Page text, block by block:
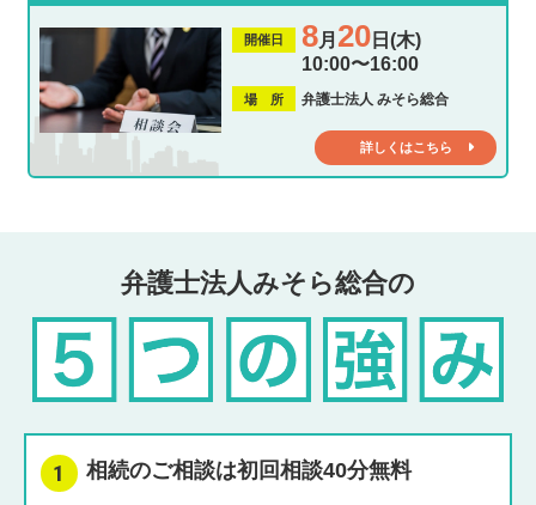
開催日 8月 20日(木)
10:00〜16:00
場 所 弁護士法人 みそら総合
詳しくはこちら
弁護士法人みそら総合の
相続のご相談は初回相談40分無料